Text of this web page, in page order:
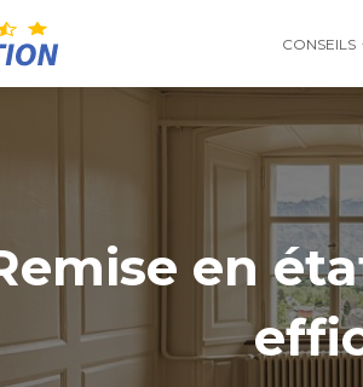
CONSEILS
en